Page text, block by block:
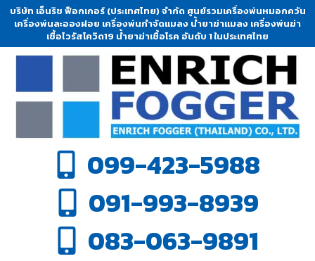
บริษัท เอ็นริช ฟ็อกเกอร์ (ประเทศไทย) จำกัด ศูนย์รวมเครื่องพ่นหมอกควัน
เครื่องพ่นละอองฝอย เครื่องพ่นกำจัดแมลง น้ำยาฆ่าแมลง เครื่องพ่นฆ่า
เชื้อไวรัสโควิด19 น้ำยาฆ่าเชื้อโรค อันดับ 1 ในประเทศไทย
099-423-5988
091-993-8939
083-063-9891